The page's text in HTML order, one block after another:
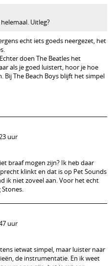
Uitleg?
echt iets goeds neergezet, het
doen The Beatles het
als je goed luistert, hoor je hoe
Bij The Beach Boys blijft het simpel
uur
braaf mogen zijn? Ik heb daar
klinkt en dat is op Pet Sounds
ik niet zoveel aan. Voor het echt
Stones.
uur
ietwat simpel, maar luister naar
de instrumentatie. En ik weet